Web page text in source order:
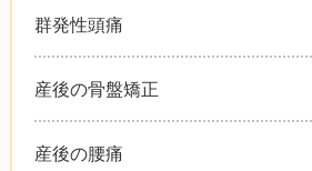
群発性頭痛
産後の骨盤矯正
産後の腰痛